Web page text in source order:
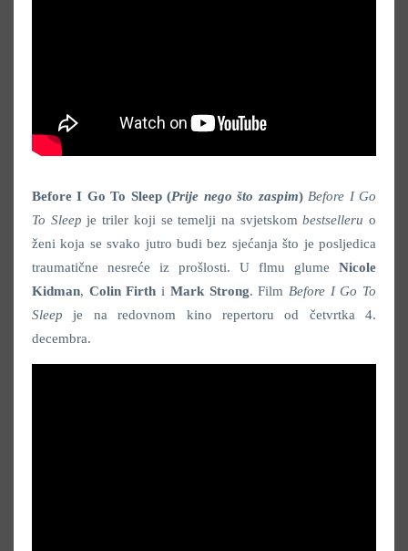
Before I Go To Sleep (Prije nego što zaspim) Before I Go
To Sleep je triler koji se temelji na svjetskombestselleruo
ženi koja se svako jutro budi bez sjećanja što je posljedica
traumatične nesreće iz prošlosti. U flmu glume Nicole
Kidman, Colin Firth i Mark Strong. Film Before I Go To
Sleep je na redovnom kino repertoru od četvrtka 4.
decembra.